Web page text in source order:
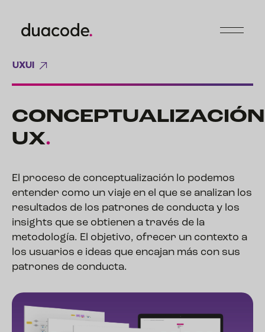
UXUI
CONCEPTUALIZACIÓN
UX.
El proceso de conceptualización lo podemos
entender como un viaje en el que se analizan los
resultados de los patrones de conducta y los
insights que se obtienen a través de la
metodología. El objetivo, ofrecer un contexto a
los usuarios e ideas que encajan más con sus
patrones de conducta.